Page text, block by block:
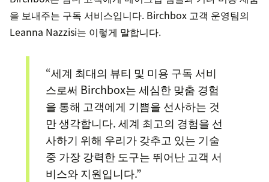
을 보내주는 구독 서비스입니다. Birchbox 고객 운영팀의
Leanna Nazzisi는 이렇게 말합니다.
“세계 최대의 뷰티 및 미용 구독 서비
스로써 Birchbox는 세심한 맞춤 경험
을 통해 고객에게 기쁨을 선사하는 것
만 생각합니다. 세계 최고의 경험을 선
사하기 위해 우리가 갖추고 있는 기술
중 가장 강력한 도구는 뛰어난 고객 서
비스와 지원입니다.”